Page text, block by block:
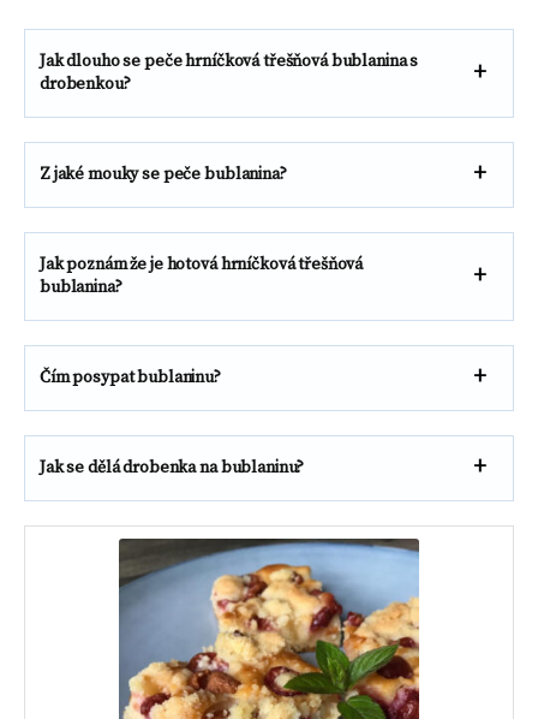
Jak dlouho se peče hrníčková třešňovábublanina s
drobenkou?
Z jaké mouky se peče bublanina?
Jak poznám že je hotová hrníčková třešňová
bublanina?
Čím posypat bublaninu?
Jak se dělá drobenka na bublaninu?